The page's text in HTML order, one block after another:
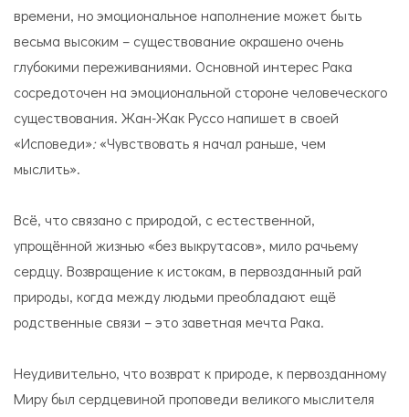
времени, но эмоциональное наполнение может быть
весьма высоким – существование окрашено очень
глубокими переживаниями. Основной интерес Рака
сосредоточен на эмоциональной стороне человеческого
существования. Жан-Жак Руссонапишет в своей
«Исповеди»:«Чувствовать я начал раньше, чем
мыслить».
Всё, что связано с природой, с естественной,
упрощённой жизнью «без выкрутасов», мило рачьему
сердцу. Возвращение к истокам, в первозданный рай
природы, когда между людьми преобладают ещё
родственные связи – это заветная мечта Рака.
Неудивительно, что возврат к природе, к первозданному
Миру был сердцевиной проповеди великого мыслителя